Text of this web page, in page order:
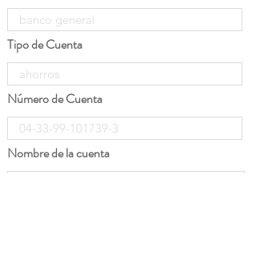
Tipo de Cuenta
Número de Cuenta
Nombre de la cuenta